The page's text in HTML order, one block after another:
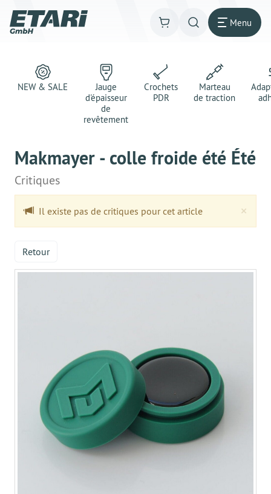
Menu
NEW & SALE
Jauge
d'épaisseur
de
revêtement
Crochets
PDR
Marteau
de traction
Makmayer - colle froide été Été
Critiques
×
Il existe pas de critiques pour cet article
Retour